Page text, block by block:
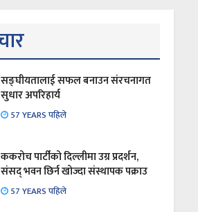
सङ्घीयतालाई सफल बनाउन संरचनागत
सुधार अपरिहार्य
57 YEARS पहिले
ककरोच पार्टीको दिल्लीमा उग्र प्रदर्शन,
संसद् भवन छिर्न खोज्दा संस्थापक पक्राउ
57 YEARS पहिले